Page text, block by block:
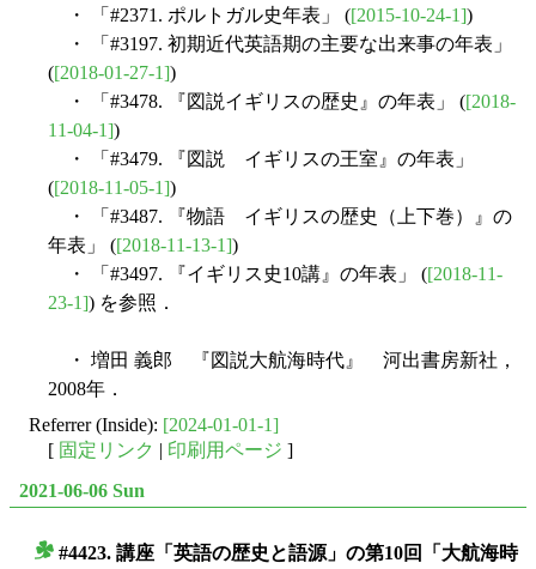
・ 「#2371. ポルトガル史年表」 ([2015-10-24-1])
・ 「#3197. 初期近代英語期の主要な出来事の年表」
([2018-01-27-1])
・ 「#3478. 『図説イギリスの歴史』の年表」 ([2018-
11-04-1])
・ 「#3479. 『図説 イギリスの王室』の年表」
([2018-11-05-1])
・ 「#3487. 『物語 イギリスの歴史（上下巻）』の
年表」 ([2018-11-13-1])
・ 「#3497. 『イギリス史10講』の年表」 ([2018-11-
23-1]) を参照．
・ 増田 義郎 『図説大航海時代』 河出書房新社，
2008年．
Referrer (Inside): [2024-01-01-1]
[ 固定リンク | 印刷用ページ ]
2021-06-06 Sun
#4423. 講座「英語の歴史と語源」の第10回「大航海時